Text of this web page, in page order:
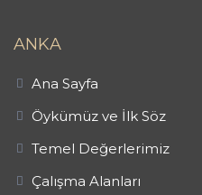
ANKA
Ana Sayfa
Öykümüz ve İlk Söz
Temel Değerlerimiz
Çalışma Alanları